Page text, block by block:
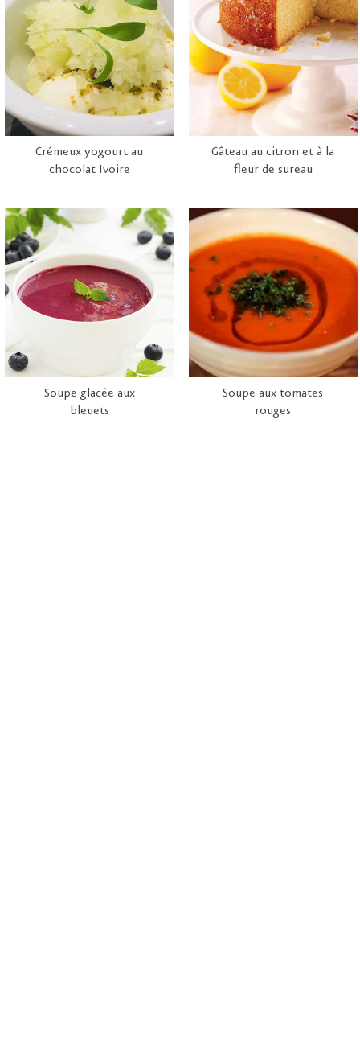
Crémeux yogourt au
chocolat Ivoire
Gâteau au citron et à la
fleur de sureau
Soupe glacée aux
bleuets
Soupe aux tomates
rouges